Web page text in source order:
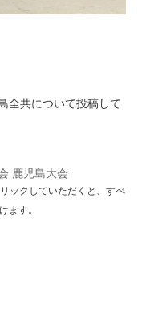
全共について投稿して
鹿児島大会
ックしていただくと、すべ
ます。